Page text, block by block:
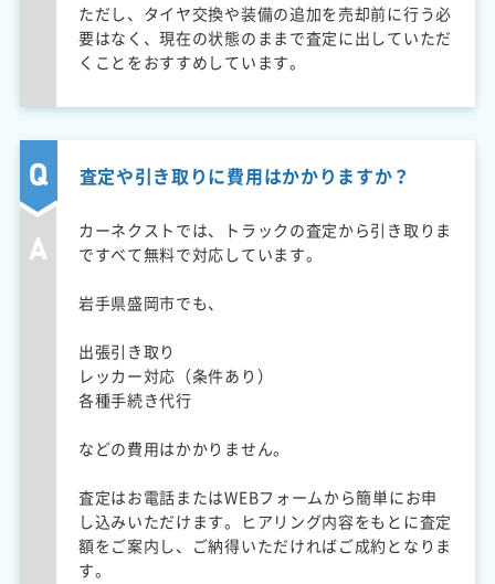
ただし、タイヤ交換や装備の追加を売却前に行う必
要はなく、現在の状態のままで査定に出していただ
くことをおすすめしています。
査定や引き取りに費用はかかりますか？
カーネクストでは、トラックの査定から引き取りま
ですべて無料で対応しています。
岩手県盛岡市でも、
出張引き取り
レッカー対応（条件あり）
各種手続き代行
などの費用はかかりません。
査定はお電話またはWEBフォームから簡単にお申
し込みいただけます。ヒアリング内容をもとに査定
額をご案内し、ご納得いただければご成約となりま
す。